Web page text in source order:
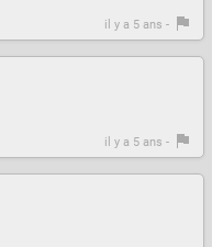
il y a 5 ans -
il y a 5 ans -